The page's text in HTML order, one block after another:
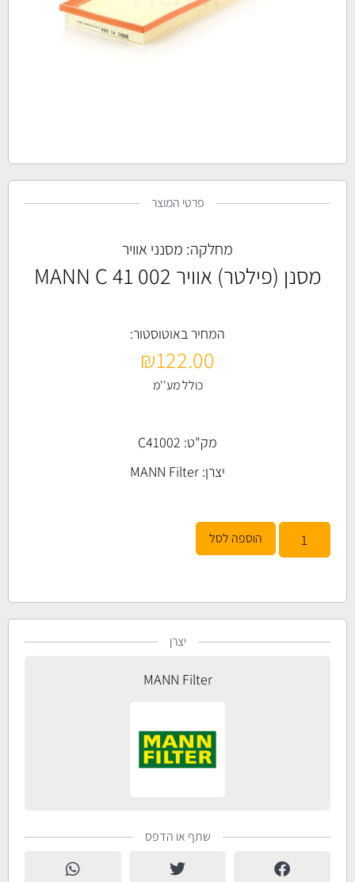
פרטי המוצר
מחלקה: מסנני אוויר
מסנן (פילטר) אוויר MANN C 41 002
המחיר באוטוסטור:
₪122.00
כולל מע''מ
מק"ט: C41002
יצרן: MANN Filter
הוספה לסל
יצרן
MANN Filter
שתף או הדפס